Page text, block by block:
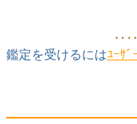
鑑定を受けるにはﾕｰｻﾞ